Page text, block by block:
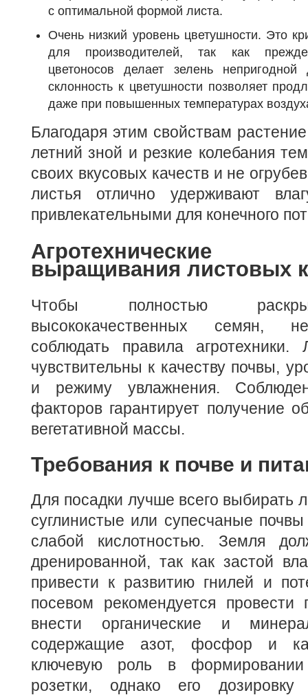
с оптимальной формой листа.
Очень низкий уровень цветушности. Это
для производителей, так как
цветоносов делает зелень
склонность к цветушности позволяет
даже при повышенных температурах
Благодаря этим свойствам
летний зной и резкие колебания
своих вкусовых качеств и не
листья отлично удерживают
привлекательными для конечного
Агротехнические
выращивания листовых
Чтобы полностью
высококачественных семян,
соблюдать правила агротехники.
чувствительны к качеству почвы,
и режиму увлажнения.
факторов гарантирует получение
вегетативной массы.
Требования к почве и
Для посадки лучше всего выбирать
суглинистые или супесчаные
слабой кислотностью. Земля
дренированной, так как застой
привести к развитию гнилей и
посевом рекомендуется провести
внести органические и
содержащие азот, фосфор и
ключевую роль в
розетки, однако его